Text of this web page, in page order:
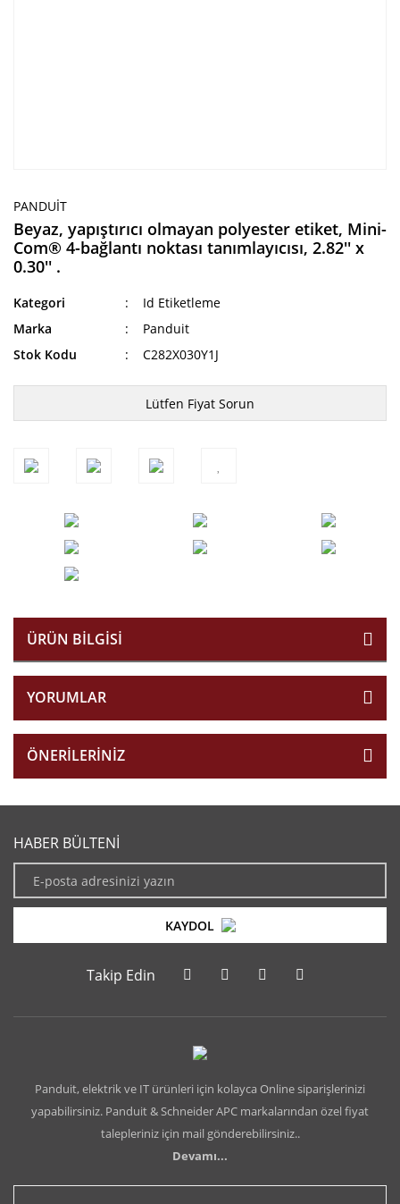
PANDUIT
Beyaz, yapıştırıcı olmayan polyester etiket, Mini-
Com® 4-bağlantı noktası tanımlayıcısı, 2.82'' x
0.30'' .
Kategori
Id Etiketleme
Marka
Panduit
Stok Kodu
C282X030Y1J
Lütfen Fiyat Sorun
ÜRÜN BILGISI
YORUMLAR
ÖNERILERINIZ
HABER BÜLTENİ
KAYDOL
Takip Edin
Panduit, elektrik ve IT ürünleri için kolayca Online siparişlerinizi
yapabilirsiniz. Panduit & Schneider APC markalarından özel fiyat
talepleriniz için mail gönderebilirsiniz..
Devamı...